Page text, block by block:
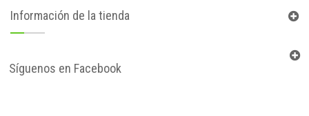
Información de la tienda
Síguenos en Facebook